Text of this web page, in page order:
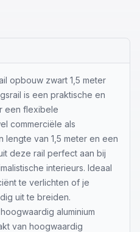
opbouw zwart 1,5 meter
is een praktische en
een flexibele
commerciële als
lengte van 1,5 meter en een
deze rail perfect aan bij
interieurs. Ideaal
te verlichten of je
uit te breiden.
aluminium
van hoogwaardig